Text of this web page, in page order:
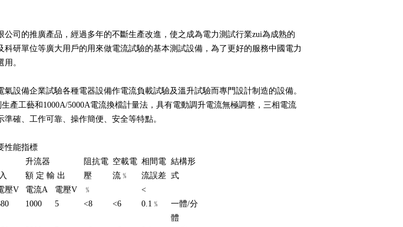
的推廣產品，經過多年的不斷生產改進，使之成為電力測試行業zui為成熟的
局及科研單位等廣大用戶的用來做電流試驗的基本測試設備，為了更好的服務中國電力
。
設備企業試驗各種電器設備作電流負載試驗及溫升試驗而專門設計制造的設備。
工藝和1000A/5000A電流換檔計量法，具有電動調升電流無極調整，三相電流
工作可靠、操作簡便、安全等特點。
性能指標
升流器
額 定 輸 出
阻抗電
壓
﹪
空載電
流﹪
相間電
流誤差
<
結構形
式
壓V 電流A
電壓V
1000 5 <8 <6 0.1﹪
一體/分
體